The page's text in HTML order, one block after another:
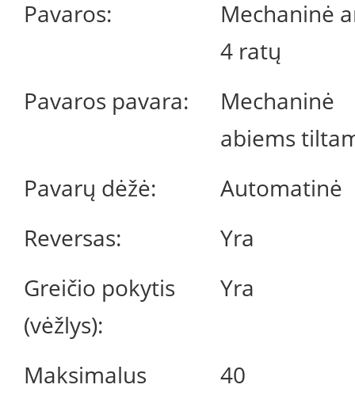
Pavaros:
Mechaninė
4 ratų
Pavaros pavara:
Mechaninė
abiems
Pavarų dėžė:
Automatinė
Reversas:
Yra
Greičio pokytis
(vėžlys):
Yra
Maksimalus
40